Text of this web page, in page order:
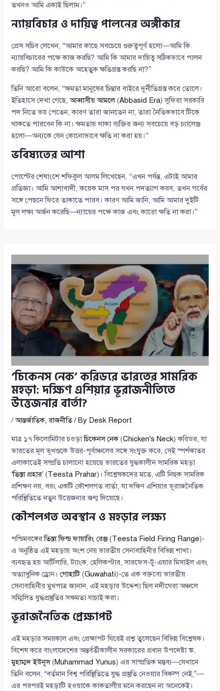
তখনও আমি একাই ছিলাম।’’
ন্যায়বিচার ও দায়িত্ব পালনের অঙ্গীকার
প্রেস সচিব লেখেন, ‘‘আমার কাছে সবচেয়ে গুরুত্বপূর্ণ হলো—আমি কি
ন্যায়বিচারের পক্ষে কাজ করছি? আমি কি আমার দায়িত্ব সঠিকভাবে পালন
করছি? আমি কি কাউকে অহেতুক ক্ষতিগ্রস্ত করছি না?’’
তিনি আরো বলেন, ‘‘ক্ষমতা মানুষের চিন্তার বাইরে দুর্নীতিগ্রস্ত করে তোলে।
ইতিহাসে দেখা গেছে,আব্বাসীয় আমলে(Abbasid Era) সুফিরা সরকারি
পদ নিতে ভয় পেতেন, কারণ তারা জানতেন না, তারা নৈতিকভাবে টিকে
থাকতে পারবেন কি না। ক্ষমতায় থাকা ব্যক্তির জন্য সবচেয়ে বড় চ্যালেঞ্জ
হলো—অন্যকে যেন কোনোভাবে ক্ষতি না করা হয়।’’
ভবিষ্যতের আশা
পোস্টের শেষাংশে শফিকুল আলম লিখেছেন, ‘‘এখন পর্যন্ত, এটাই আমার
প্রতিজ্ঞা। আমি আশাবাদী, কয়েক মাস পর যখন পদত্যাগ করব, তখন গর্বের
সঙ্গে পেছনে ফিরে তাকাতে পারব। কারণ আমি জানি, আমি আমার দুইটি
মূল লক্ষ্য অর্জন করেছি—ন্যায়ের পক্ষে কাজ এবং কারো ক্ষতি না করা।’’
‘চিকেনস নেক’ করিডরে ভারতের সামরিক
মহড়া: দক্ষিণ এশিয়ার ভূরাজনীতিতে
উত্তেজনার বার্তা?
/আন্তর্জাতিক,রাজনীতি/ By Desk Report
মাত্র ১৭ কিলোমিটার চওড়াচিকেনস নেক(Chicken’s Neck) করিডর, যা
ভারতের মূল ভূখণ্ডকে উত্তর-পূর্বাঞ্চলের সঙ্গে সংযুক্ত করে, সেই স্পর্শকাতর
এলাকাতেই সম্প্রতি চালানো হয়েছে ভারতের যুদ্ধকালীন সামরিক মহড়া
‘তিস্তা প্রহার’ (Teesta Prahar)। বিশ্লেষকদের মতে, এটি নিছক সামরিক
প্রশিক্ষণ নয়, বরং একটি কৌশলগত বার্তা, যা দক্ষিণ এশিয়ার ভূরাজনৈতিক
পরিস্থিতিতে নতুন উত্তেজনার জন্ম দিয়েছে।
কৌশলগত অবস্থান ও মহড়ার লক্ষ্য
পশ্চিমবঙ্গেরতিস্তা ফিল্ড ফায়ারিং রেঞ্জ (Teesta Field Firing Range)-
এ অনুষ্ঠিত এই মহড়ায় অংশ নেয় ভারতীয় সেনাবাহিনীর বিভিন্ন শাখা।
ব্যবহৃত হয় আর্টিলারি, ট্যাংক, হেলিকপ্টার, সারফেস-টু-এয়ার মিসাইল এবং
অত্যাধুনিক ড্রোন।গোহাটি (Guwahati)-তে এক বক্তব্যে ভারতীয়
সেনাবাহিনীর মুখপাত্র জানান, এই মহড়ার উদ্দেশ্য ছিল নদীঘেরা অঞ্চলে
সম্মিলিত যুদ্ধপ্রস্তুতির সক্ষমতা যাচাই করা।
ভূরাজনৈতিক প্রেক্ষাপট
এই মহড়ার সময়কাল এবং প্রেক্ষাপট ঘিরেই প্রশ্ন তুলেছেন বিভিন্ন বিশ্লেষক।
বিশেষ করে বাংলাদেশের অন্তর্বর্তীকালীন সরকারের প্রধান উপদেষ্টাড.
মুহাম্মদ ইউনূস(Muhammad Yunus) এর সাম্প্রতিক মন্তব্য—যেখানে
তিনি বলেন, “বর্তমান বিশ্ব পরিস্থিতিতে যুদ্ধ প্রস্তুতি নেওয়ার বিকল্প নেই,”—
এর পরপরই মহড়াটি হওয়াকে কাকতালীয় মনে করছেন না অনেকেই।